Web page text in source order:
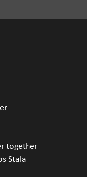
together
Stala